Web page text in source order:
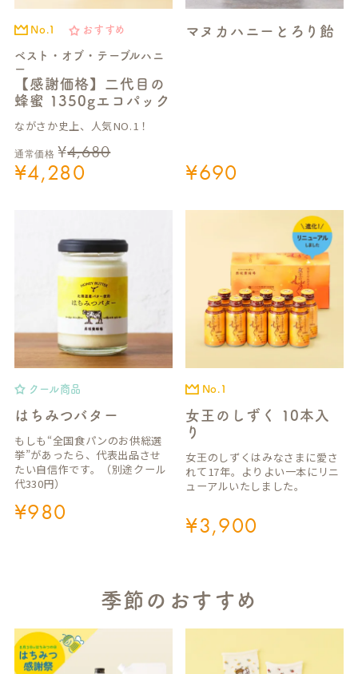
No.1 おすすめ
ベスト・オブ・テーブルハニ
ー
【感謝価格】二代目の
蜂蜜 1350gエコパック
ながさか史上、人気NO.1！
通常価格 ¥4,680
¥4,280
マヌカハニーとろり飴
¥690
クール商品
はちみつバター
もしも“全国食パンのお供総選
挙”があったら、代表出品させ
たい自信作です。（別途クール
代330円）
¥980
No.1
女王のしずく 10本入
り
女王のしずくはみなさまに愛さ
れて17年。よりよい一本にリニ
ューアルいたしました。
¥3,900
季節のおすすめ